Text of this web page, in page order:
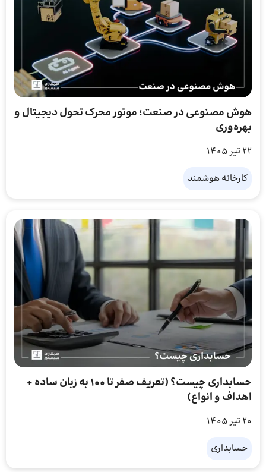
هوش مصنوعی در صنعت؛ موتور محرک تحول دیجیتال و
بهره‌وری
22 تیر 1405
کارخانه هوشمند
حسابداری چیست؟ (تعریف صفر تا ۱۰۰ به زبان ساده +
اهداف و انواع)
20 تیر 1405
حسابداری